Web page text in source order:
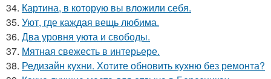
34. Картина, в которую вы вложили себя.
35. Уют, где каждая вещь любима.
36. Два уровня уюта и свободы.
37. Мятная свежесть в интерьере.
38. Редизайн кухни. Хотите обновить кухню без ремонта?